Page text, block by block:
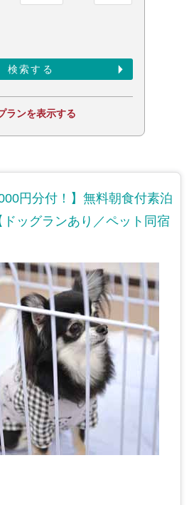
ランを表示する
円分付！】無料朝食付素泊
ッグランあり／ペット同宿